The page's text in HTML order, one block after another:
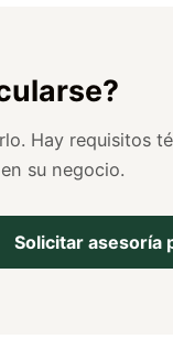
Hay requisitos
su negocio.
Solicitar asesoría